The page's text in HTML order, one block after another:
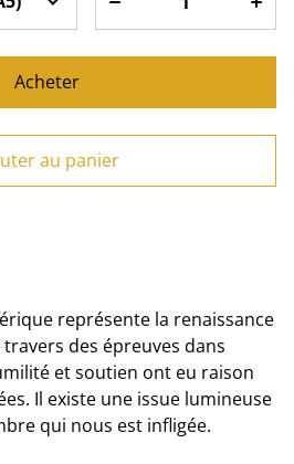
Acheter
au panier
représente la renaissance
des épreuves dans
et soutien ont eu raison
Il existe une issue lumineuse
qui nous est infligée.